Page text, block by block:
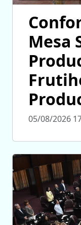
Mesa
05/08/2026